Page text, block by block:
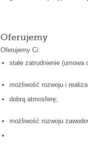
Oferujemy
Oferujemy Ci:
stałe zatrudnienie
możliwość rozwoju i
dobrą atmosferę;
możliwość rozwoju